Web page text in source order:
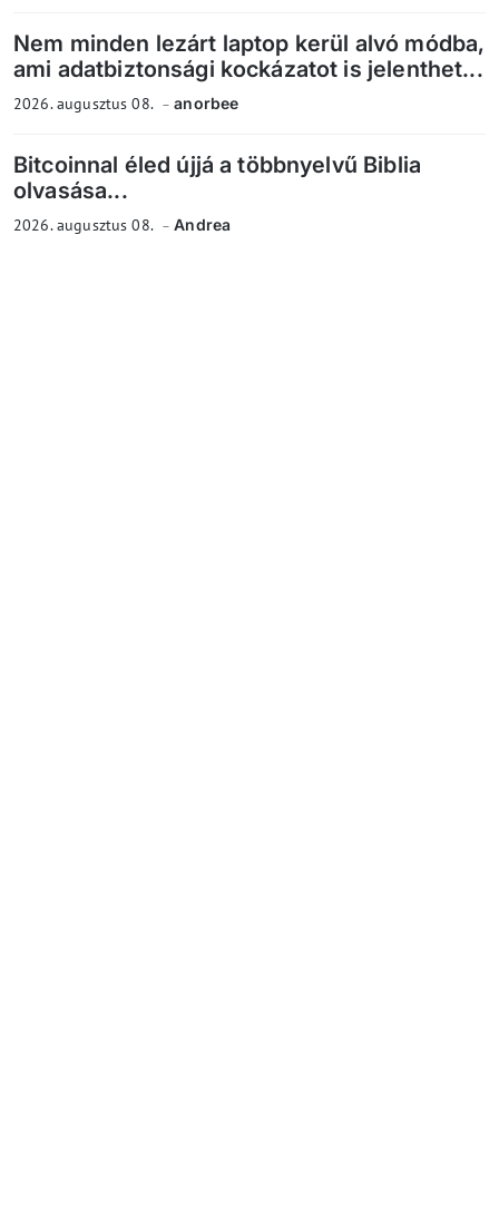
Nem minden lezárt laptop kerül alvó módba,
ami adatbiztonsági kockázatot is jelenthet...
2026. augusztus 08. anorbee
Bitcoinnal éled újjá a többnyelvű Biblia
olvasása...
2026. augusztus 08. Andrea